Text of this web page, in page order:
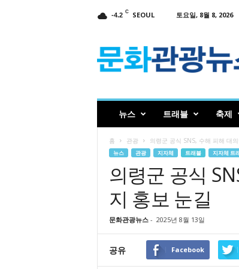
-4.2 C SEOUL 토요일, 8월 8, 2026
넷
신
뉴스 트래블 축제
홈 관광 의령군 공식 SNS, 수해 피해 대
뉴스 관광 지자체 트래블 지자체 트
의령군 공식
지 홍보 눈길
문화관광뉴스- 2025년 8월 13일
공유 Facebook